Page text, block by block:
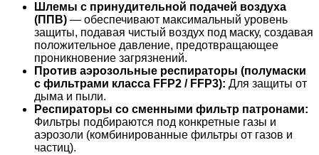
Шлемы с принудительной подачей воздуха
(ППВ) — обеспечивают максимальный уровень
защиты, подавая чистый воздух под маску, создавая
положительное давление, предотвращающее
проникновение загрязнений.
Против аэрозольные респираторы (полумаски
с фильтрами класса FFP2 / FFP3): Для защиты от
дыма и пыли.
Респираторы со сменными фильтр патронами:
Фильтры подбираются под конкретные газы и
аэрозоли (комбинированные фильтры от газов и
частиц).